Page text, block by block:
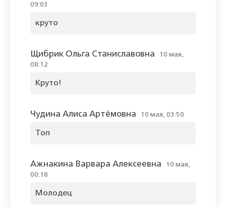
09:03
круто
Щибрик Ольга Станиславовна
10 мая,
08:12
Круто!
Чудина Алиса Артёмовна 10 мая, 03:50
Топ
Ажнакина Варвара Алексеевна
10 мая,
00:18
Молодец